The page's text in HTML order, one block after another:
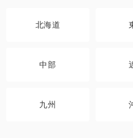
北海道
中部
九州